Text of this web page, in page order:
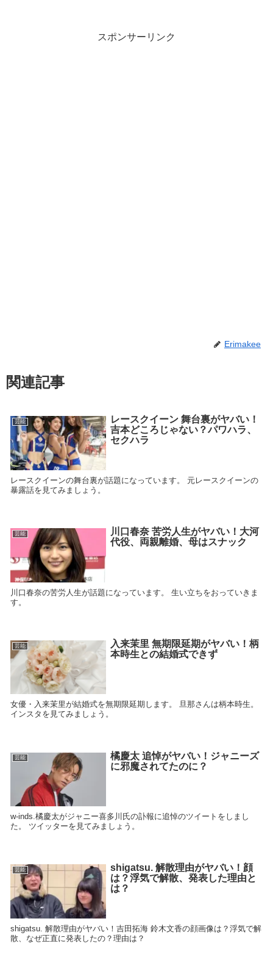
スポンサーリンク
Erimakee
関連記事
芸能
レースクイーン 舞台裏がヤバい！
吉本どころじゃない？パワハラ、
セクハラ
レースクイーンの舞台裏が話題になっています。 元レースクイーンの
暴露話を見てみましょう。
芸能
川口春奈 苦労人生がヤバい！大河
代役、両親離婚、母はスナック
川口春奈の苦労人生が話題になっています。 生い立ちをおっていきま
す。
芸能
入来茉里 無期限延期がヤバい！柄
本時生との結婚式できず
女優・入来茉里が結婚式を無期限延期します。 旦那さんは柄本時生。
インスタを見てみましょう。
芸能
橘慶太 追悼がヤバい！ジャニーズ
に邪魔されてたのに？
w-inds.橘慶太がジャニー喜多川氏の訃報に追悼のツイートをしまし
た。 ツイッターを見てみましょう。
芸能
shigatsu. 解散理由がヤバい！顔
は？浮気で解散、発表した理由と
は？
shigatsu. 解散理由がヤバい！吉田拓海 鈴木文香の顔画像は？浮気で解
散、なぜ正直に発表したの？理由は？